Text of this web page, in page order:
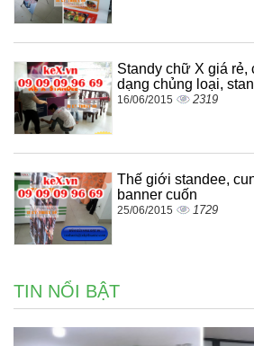
Standy chữ X giá rẻ,
dạng chủng loại,
16/06/2015 2319
Thế giới standee,
banner cuốn
25/06/2015 1729
TIN NỔI BẬT